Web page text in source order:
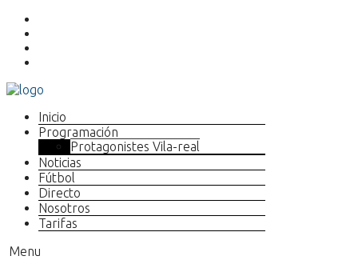
Inicio
Programación
Protagonistes Vila-real
Noticias
Fútbol
Directo
Nosotros
Tarifas
Menu